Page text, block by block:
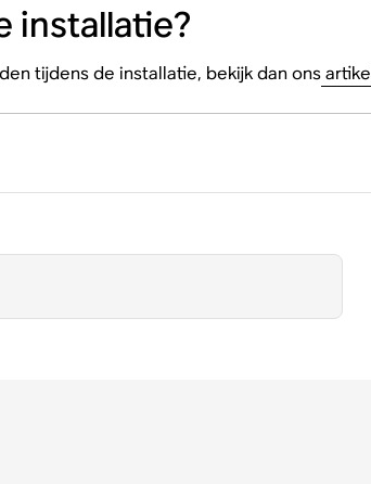
installatie?
tijdens de installatie, bekijk dan ons